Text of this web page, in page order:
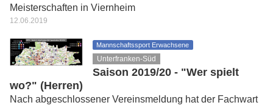
Meisterschaften in Viernheim
12.06.2019
Mannschaftssport Erwachsene
Unterfranken-Süd
Saison 2019/20 - "Wer spielt
wo?" (Herren)
Nach abgeschlossener Vereinsmeldung hat der Fachwart